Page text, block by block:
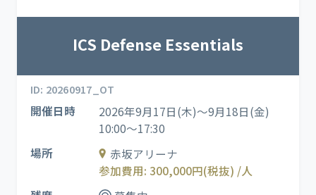
ICS Defense Essentials
ID: 20260917_OT
開催日時
2026年9月17日(木)～9月18日(金)
10:00～17:30
場所
赤坂アリーナ
参加費用: 300,000円(税抜) /人